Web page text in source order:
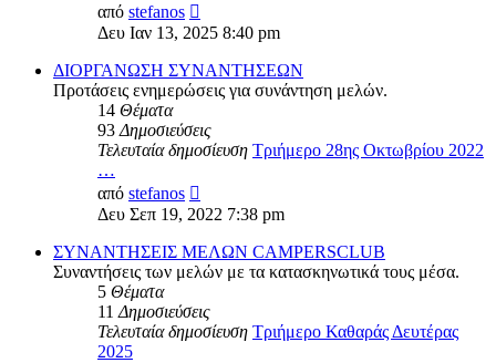
από stefanos
της
τελευταίας
δημοσίευσης
Δευ Ιαν 13, 2025 8:40 pm
ΔΙΟΡΓΑΝΩΣΗ ΣΥΝΑΝΤΗΣΕΩΝ
Προτάσεις ενημερώσεις για συνάντηση μελών.
14 Θέματα
93Δημοσιεύσεις
Τελευταία δημοσίευση Τριήμερο 28ης Οκτωβρίου 2022
…
από stefanos
της
τελευταίας
δημοσίευσης
Δευ Σεπ 19, 2022 7:38 pm
ΣΥΝΑΝΤΗΣΕΙΣ ΜΕΛΩΝ CAMPERSCLUB
Συναντήσεις των μελών με τα κατασκηνωτικά τους μέσα.
5 Θέματα
11Δημοσιεύσεις
Τελευταία δημοσίευση Τριήμερο Καθαράς Δευτέρας
2025